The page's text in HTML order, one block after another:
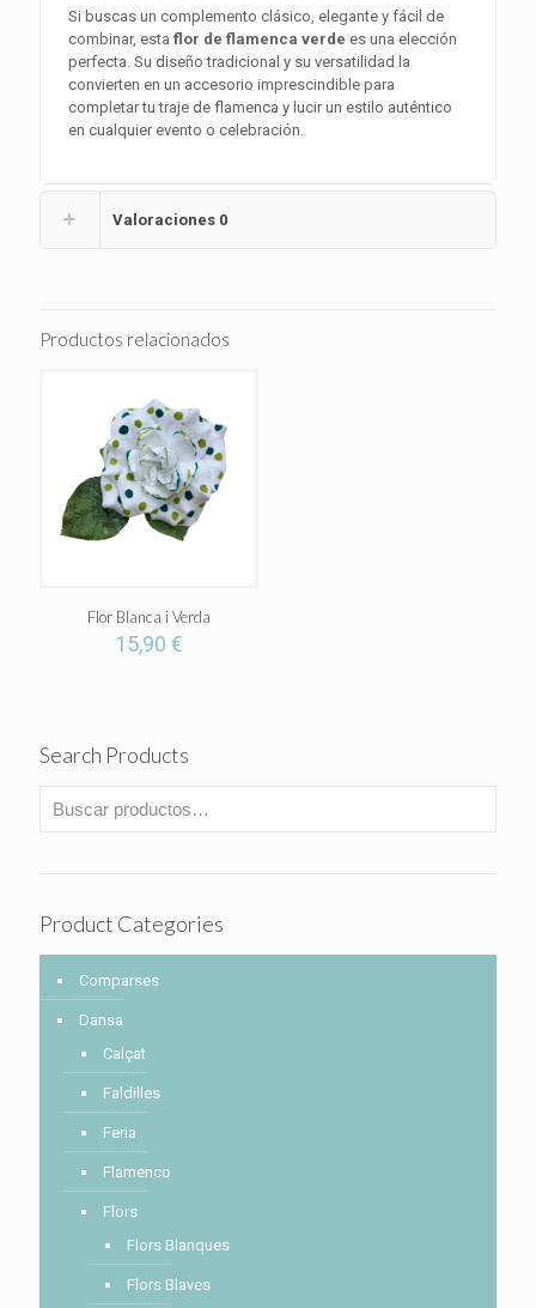
Si buscas un complemento clásico, elegante y fácil de
combinar, estaflor de flamenca verde es una elección
perfecta. Su diseño tradicional y su versatilidad la
convierten en un accesorio imprescindible para
completar tu traje de flamenca y lucir un estilo auténtico
en cualquier evento o celebración.
Valoraciones 0
Productos relacionados
Flor Blanca i Verda
15,90€
Search Products
Product Categories
Comparses
Dansa
Calçat
Faldilles
Feria
Flamenco
Flors
Flors Blanques
Flors Blaves